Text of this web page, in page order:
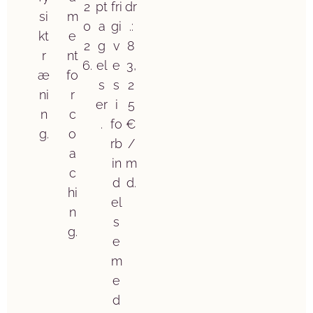
si
kt
r
æ
ni
n
g.
m
e
nt
fo
r
c
o
a
c
hi
n
g.
2
0
2
6.
pt
a
g
el
s
er
.
fri
gi
v
e
s
i
fo
rb
in
d
el
s
e
m
e
d
dr
.:
8
3,
2
5
€
/
m
d.